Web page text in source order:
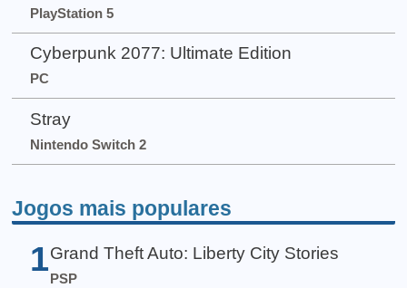
PlayStation 5
Cyberpunk 2077: Ultimate Edition
PC
Stray
Nintendo Switch 2
Jogos mais populares
1 Grand Theft Auto: Liberty City Stories
PSP